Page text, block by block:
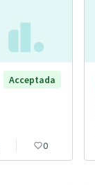
Acceptada
0